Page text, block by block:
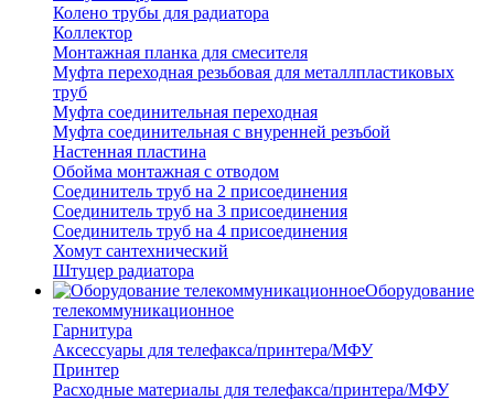
Колено трубы для радиатора
Коллектор
Монтажная планка для смесителя
Муфта переходная резьбовая для металлпластиковых
труб
Муфта соединительная переходная
Муфта соединительная с внуренней резъбой
Настенная пластина
Обойма монтажная с отводом
Соединитель труб на 2 присоединения
Соединитель труб на 3 присоединения
Соединитель труб на 4 присоединения
Хомут сантехнический
Штуцер радиатора
Оборудование
телекоммуникационное
Гарнитура
Аксессуары для телефакса/принтера/МФУ
Принтер
Расходные материалы для телефакса/принтера/МФУ